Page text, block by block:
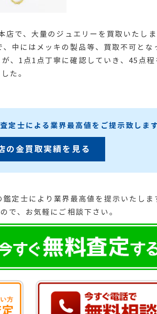
で、大量のジュエリーを買取いたしま
中にはメッキの製品等、買取不可とな
、1点1点丁寧に確認していき、45点程
た。
定士による業界最高値をご提示致します
の金買取実績を見る
定士により業界最高値を提示いたしま
で、お気軽にご相談下さい。